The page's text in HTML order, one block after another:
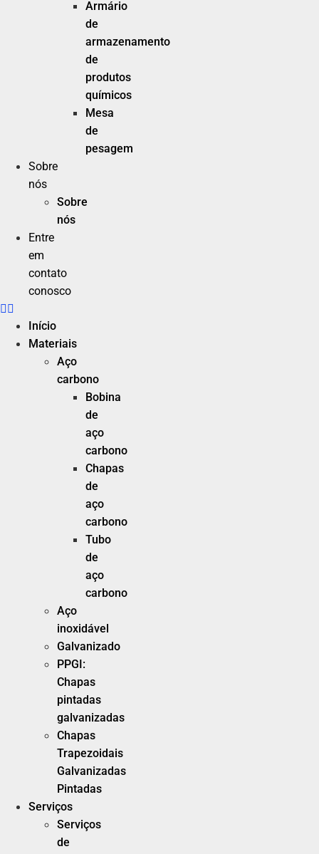
Armário
de
armazenamento
de
produtos
químicos
Mesa
de
pesagem
Sobre
nós
Sobre
nós
Entre
em
contato
conosco
Início
Materiais
Aço
carbono
Bobina
de
aço
carbono
Chapas
de
aço
carbono
Tubo
de
aço
carbono
Aço
inoxidável
Galvanizado
PPGI:
Chapas
pintadas
galvanizadas
Chapas
Trapezoidais
Galvanizadas
Pintadas
Serviços
Serviços
de